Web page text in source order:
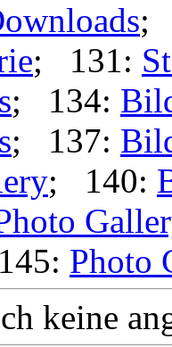
;
; 131:
; 134:
; 137:
; 140:
Photo
keine